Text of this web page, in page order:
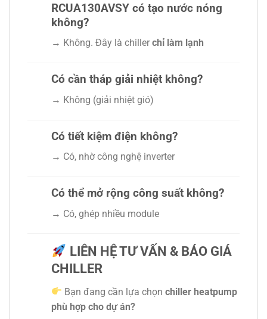
RCUA130AVSY có tạo nước nóng
không?
→ Không. Đây là chiller chỉ làm lạnh
Có cần tháp giải nhiệt không?
→ Không (giải nhiệt gió)
Có tiết kiệm điện không?
→ Có, nhờ công nghệ inverter
Có thể mở rộng công suất không?
→ Có, ghép nhiều module
LIÊN HỆ TƯ VẤN & BÁO GIÁ
CHILLER
Bạn đang cần lựa chọnchiller heatpump
phù hợp cho dự án?